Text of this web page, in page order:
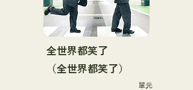
全世界都笑了
（全世界都笑了）
單元